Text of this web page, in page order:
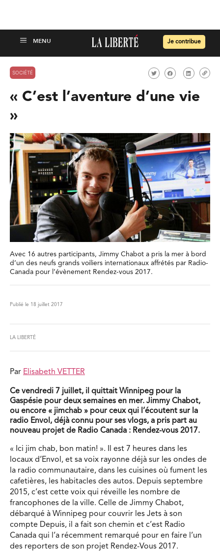
Je contribue
SOCIÉTÉ
« C’est l’aventure d’une vie
»
Avec 16 autres participants, Jimmy Chabot a pris la mer à bord
d’un des neufs grands voiliers internationaux affrétés par Radio-
Canada pour l’évènement Rendez-vous 2017.
Publié le 18 juillet 2017
LA LIBERTÉ
Par Elisabeth VETTER
Ce vendredi 7 juillet, il quittait Winnipeg pour la
Gaspésie pour deux semaines en mer. Jimmy Chabot,
ou encore « jimchab » pour ceux qui l’écoutent sur la
radio Envol, déjà connu pour ses vlogs, a pris part au
nouveau projet de Radio Canada : Rendez-vous 2017.
« Ici jim chab, bon matin! ». Il est 7 heures dans les
locaux d’Envol, et sa voix rayonne déjà sur les ondes de
la radio communautaire, dans les cuisines où fument les
cafetières, les habitacles des autos. Depuis septembre
2015, c’est cette voix qui réveille les nombre de
francophones de la ville. Celle de Jimmy Chabot,
débarqué à Winnipeg pour couvrir les Jets à son
compte Depuis, il a fait son chemin et c’est Radio
Canada qui l’a récemment remarqué pour en faire l’un
des reporters de son projet Rendez-Vous 2017.